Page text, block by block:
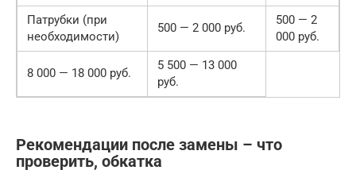
Патрубки (при
необходимости)
500 — 2 000 руб.
500 — 2
000 руб.
8 000 — 18 000 руб.
5 500 — 13 000
руб.
Рекомендации после замены – что
проверить, обкатка